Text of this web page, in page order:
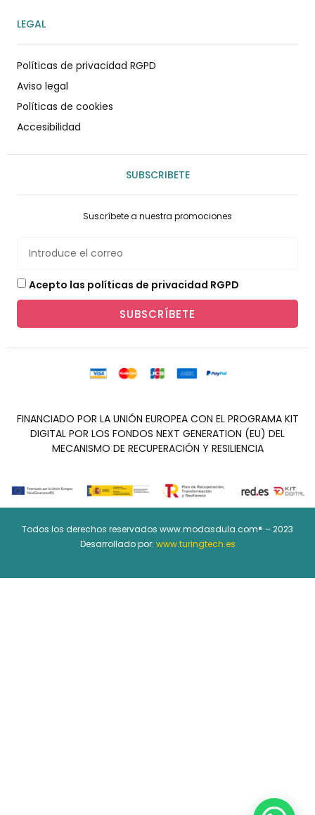
LEGAL
Políticas de privacidad RGPD
Aviso legal
Políticas de cookies
Accesibilidad
SUBSCRIBETE
Suscríbete a nuestra promociones
Acepto las políticas de privacidad RGPD
SUBSCRÍBETE
FINANCIADO POR LA UNIÓN EUROPEA CON EL PROGRAMA KIT
DIGITAL POR LOS FONDOS NEXT GENERATION (EU) DEL
MECANISMO DE RECUPERACIÓN Y RESILIENCIA
Todos los derechos reservados www.modasdula.com® – 2023
Desarrollado por: www.turingtech.es